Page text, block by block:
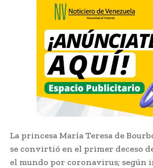
La princesa María Teresa de
se convirtió en el primer deceso
el mundo por coronavirus; según